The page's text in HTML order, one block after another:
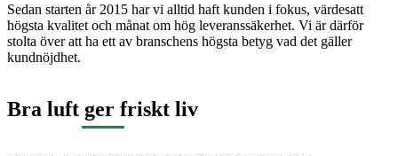
Sedan starten år 2015 har vi alltid haft kunden i fokus, värdesatt
högsta kvalitet och månat om hög leveranssäkerhet. Vi är därför
stolta över att ha ett av branschens högsta betyg vad det gäller
kundnöjdhet.
Bra luft ger friskt liv